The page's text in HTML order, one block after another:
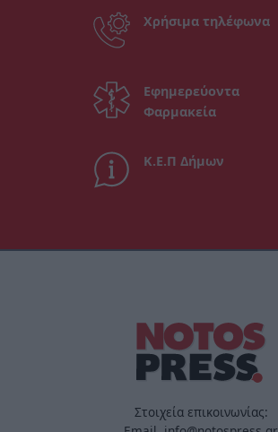
Χρήσιμα τηλέφωνα
Εφημερεύοντα
Φαρμακεία
Κ.Ε.Π Δήμων
Στοιχεία επικοινωνίας: